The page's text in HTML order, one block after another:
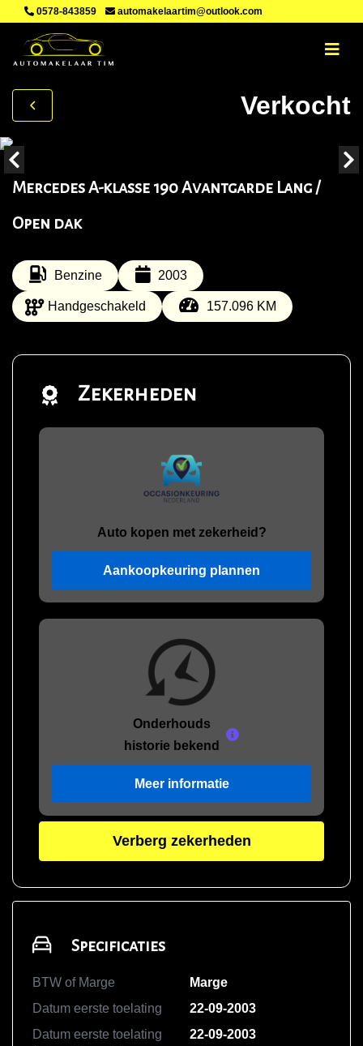
0578-843859 automakelaartim@outlook.com
Verkocht
Mercedes A-klasse 190 Avantgarde Lang /
Open dak
Benzine 2003
Handgeschakeld 157.096 KM
Zekerheden
Auto kopen met zekerheid?
Aankoopkeuring plannen
Onderhouds
historie bekend
Meer informatie
Verberg zekerheden
Specificaties
BTW of Marge
Marge
Datum eerste toelating
22-09-2003
Datum eerste toelating
22-09-2003